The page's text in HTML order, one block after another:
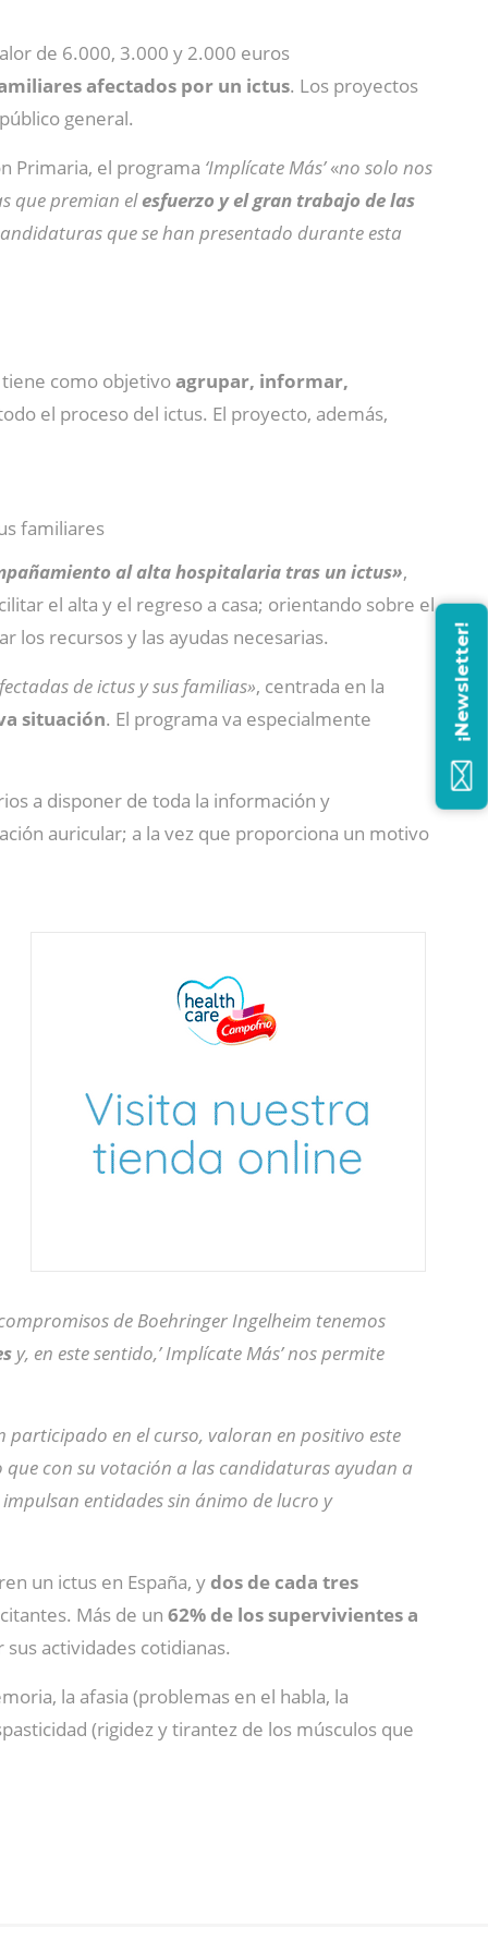
de 6.000, 3.000 y 2.000 euros
afectados por un ictus. Los proyectos
general.
Primaria, el programa ‘Implícate Más’«no solo nos
que premian elesfuerzo y el gran trabajo de las
que se han presentado durante esta
tiene como objetivoagrupar, informar,
el proceso del ictus. El proyecto, además,
familiares
al alta hospitalaria tras un ictus»,
el alta y el regreso a casa; orientando sobre el
los recursos y las ayudas necesarias.
de ictus y sus familias», centrada en la
situación. El programa va especialmente
a disponer de toda la información y
auricular; a la vez que proporciona un motivo
de Boehringer Ingelheim tenemos
y, en este sentido,’ Implícate Más’ nos permite
participado en el curso, valoran en positivo este
con su votación a las candidaturas ayudan a
entidades sin ánimo de lucro y
un ictus en España, y dos de cada tres
Más de un 62% de los supervivientes a
actividades cotidianas.
la afasia (problemas en el habla, la
(rigidez y tirantez de los músculos que
¡Newsletter!